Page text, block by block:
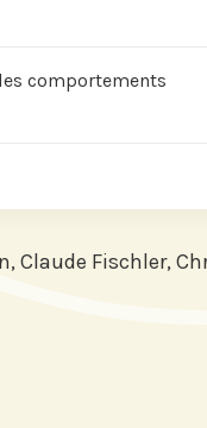
comportements
Claude Fischler,